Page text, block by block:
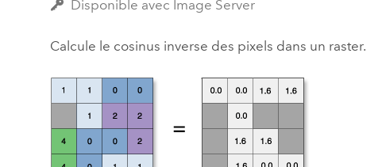
Disponible avec Image Server
Calcule le cosinus inverse des pixels dans un raster.